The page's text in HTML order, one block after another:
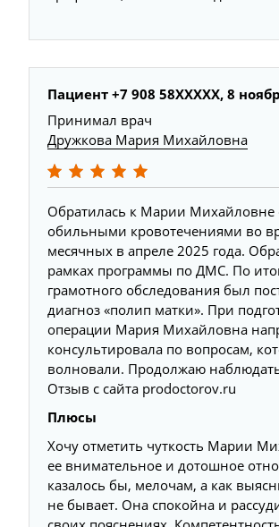
Пациент +7 908 58XXXXX, 8
Принимал врач
Дружкова Мария Михайловна
Обратилась к Марии Михайловне
обильными кровотечениями во
месячных в апреле 2025 года.
рамках программы по ДМС. По
грамотного обследования был
диагноз «полип матки». При
операции Мария Михайловна
консультировала по вопросам,
волновали. Продолжаю
Отзыв с сайта prodoctorov.ru
Плюсы
Хочу отметить чуткость Марии
ее внимательное и дотошное
казалось бы, мелочам, а как
не бывает. Она спокойна и